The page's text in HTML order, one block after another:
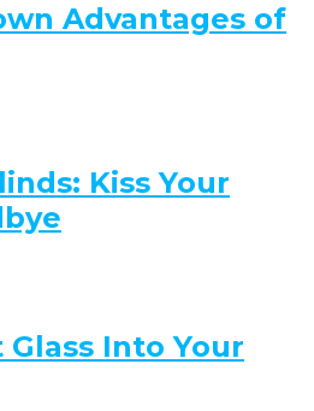
Advantages of
Kiss Your
Into Your